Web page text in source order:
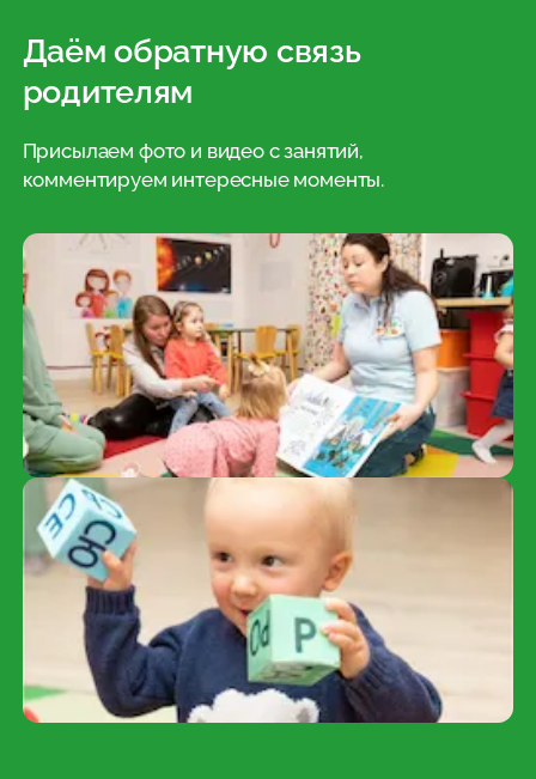
Даём обратную связь
родителям
Присылаем фото и видео с занятий,
комментируем интересные моменты.